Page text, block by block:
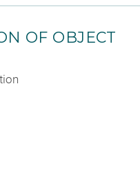
OF OBJECT